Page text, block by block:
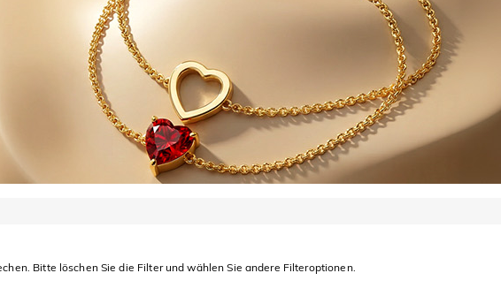
Bitte löschen Sie die Filter und wählen Sie andere Filteroptionen.